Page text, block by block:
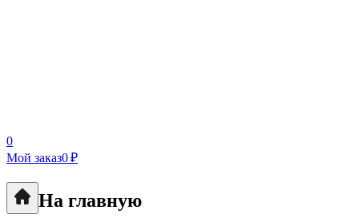
0
Мой заказ0 ₽
На главную